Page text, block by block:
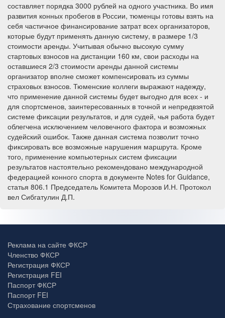
составляет порядка 3000 рублей на одного участника. Во имя
развития конных пробегов в России, тюменцы готовы взять на
себя частичное финансирование затрат всех организаторов,
которые будут применять данную систему, в размере 1/3
стоимости аренды. Учитывая обычно высокую сумму
стартовых взносов на дистанции 160 км, свои расходы на
оставшиеся 2/3 стоимости аренды данной системы
организатор вполне сможет компенсировать из суммы
страховых взносов. Тюменские коллеги выражают надежду,
что применение данной системы будет выгодно для всех - и
для спортсменов, заинтересованных в точной и непредвзятой
системе фиксации результатов, и для судей, чья работа будет
облегчена исключением человечного фактора и возможных
судейский ошибок. Также данная система позволит точно
фиксировать все возможные нарушения маршрута. Кроме
того, применение компьютерных систем фиксации
результатов настоятельно рекомендовано международной
федерацией конного спорта в документе Notes for Guidance,
статья 806.1 Председатель Комитета Морозов И.Н. Протокол
вел Сибгатулин Д.П.
Реклама на сайте ФКСР
Членство ФКСР
Регистрация ФКСР
Регистрация FEI
Паспорт ФКСР
Паспорт FEI
Страхование спортсменов